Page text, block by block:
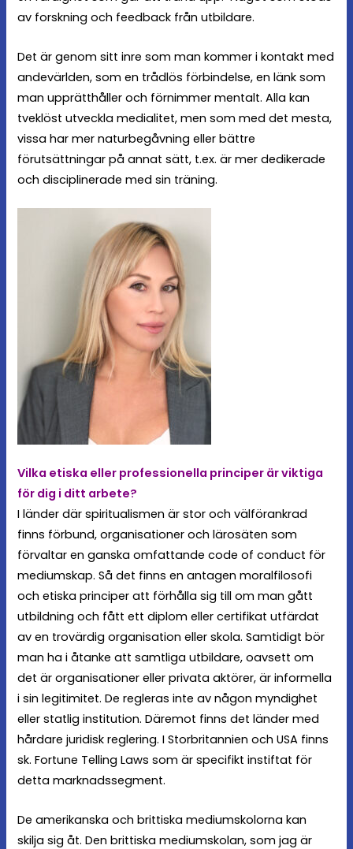
av forskning och feedback från utbildare.
Det är genom sitt inre som man kommer i kontakt med
andevärlden, som en trådlös förbindelse, en länk som
man upprätthåller och förnimmer mentalt. Alla kan
tveklöst utveckla medialitet, men som med det mesta,
vissa har mer naturbegåvning eller bättre
förutsättningar på annat sätt, t.ex. är mer dedikerade
och disciplinerade med sin träning.
Vilka etiska eller professionella principer är viktiga
för dig i ditt arbete?
I länder där spiritualismen är stor och välförankrad
finns förbund, organisationer och lärosäten som
förvaltar en ganska omfattande code of conduct för
mediumskap. Så det finns en antagen moralfilosofi
och etiska principer att förhålla sig till om man gått
utbildning och fått ett diplom eller certifikat utfärdat
av en trovärdig organisation eller skola. Samtidigt bör
man ha i åtanke att samtliga utbildare, oavsett om
det är organisationer eller privata aktörer, är informella
i sin legitimitet. De regleras inte av någon myndighet
eller statlig institution. Däremot finns det länder med
hårdare juridisk reglering. I Storbritannien och USA finns
sk. Fortune Telling Laws som är specifikt instiftat för
detta marknadssegment.
De amerikanska och brittiska mediumskolorna kan
skilja sig åt. Den brittiska mediumskolan, som jag är